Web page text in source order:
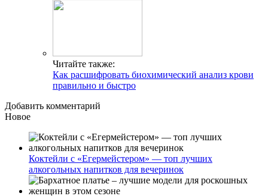
Читайте также:
Как расшифровать биохимический анализ крови
правильно и быстро
Добавить комментарий
Новое
Коктейли с «Егермейстером» — топ лучших
алкогольных напитков для вечеринок